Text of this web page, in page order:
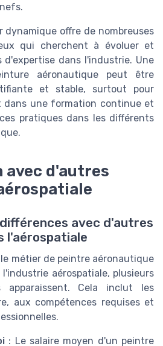
dynamique offre de nombreuses
qui cherchent à évoluer et
d'expertise dans l'industrie. Une
aéronautique peut être
et stable, surtout pour
dans une formation continue et
pratiques dans les différents
avec d'autres
avec d'autres
l'aérospatiale
métier de peintre aéronautique
aérospatiale, plusieurs
apparaissent. Cela inclut les
aux compétences requises et
: Le salaire moyen d'un peintre